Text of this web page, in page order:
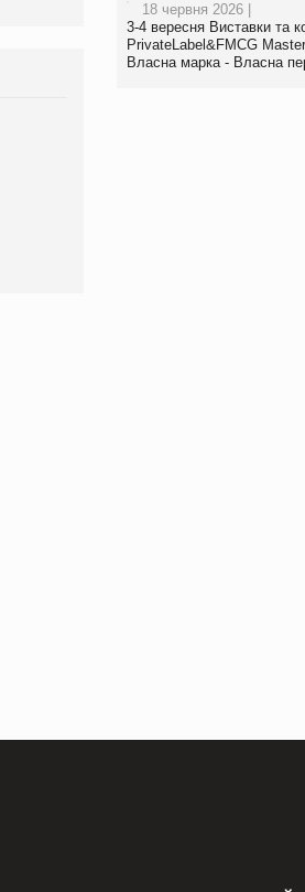
18 червня 2026 |
3-4 вересня Виставки та
PrivateLabel&FMCG
Власна марка - Власна